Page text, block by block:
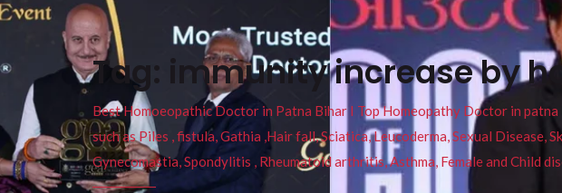
Tag: immunity increase by
Best Homoeopathic Doctor in Patna Bihar I Top Homeopathy Doctor in
such as Piles , fistula, Gathia ,Hair fall, Sciatica, Leucoderma, Sexual
Gynecomastia, Spondylitis , Rheumatoid arthritis, Asthma, Female and Child